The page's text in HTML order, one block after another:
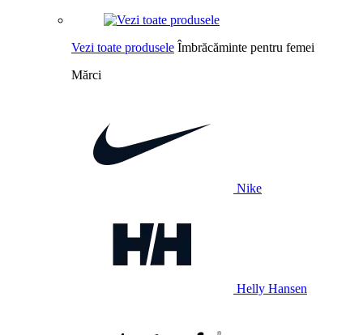
Vezi toate produsele Îmbrăcăminte pentru femei
Mărci
Nike
Helly Hansen